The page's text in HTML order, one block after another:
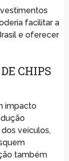
facilitar a
e oferecer
CHIPS
impacto
dos veículos,
também